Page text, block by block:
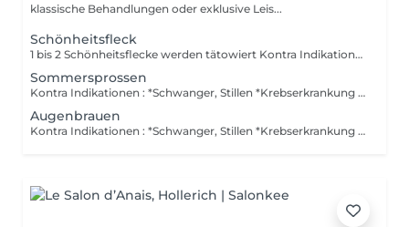
klassische Behandlungen oder exklusive Leis...
Schönheitsfleck
1 bis 2 Schönheitsflecke werden tätowiert Kontra Indikationen : *Schwanger, Stillen *Krebserkrankung *Blutverdünnungsmittel Keine Nachbehandlung im Preis inbegriffen. Kein Alkohol am vorigem Tag. Post Behandlung : *1Woche eine Creme auftragen, welche sie bei uns kaufen.
Sommersprossen
Kontra Indikationen : *Schwanger, Stillen *Krebserkrankung *Blutverdünnungsmittel Keine Nachbehandlung im Preis inbegriffen. Kein Alkohol am vorigem Tag. Post Behandlung : *1Woche eine Creme auftragen, welche sie bei uns kaufen.
Augenbrauen
Kontra Indikationen : *Schwanger, Stillen *Krebserkrankung *Blutverdünnungsmittel Kein Alkohol am vorigem Tag. Es ist keine Auffüllung im Pries inbegriffen. Wenn Sie eine lokale Anestesie wollen, müssen Sie eine ärtzliche Verschreibung ( Gesetz verlangt dies ) vorlegen um Allergien/Reaktionen zu vermeiden. Die Creme müssen Sie sich selbst in der Apotke besorgen. Post Behandlung : *1Woche eine Creme auftragen, welche sie bei uns kaufen.